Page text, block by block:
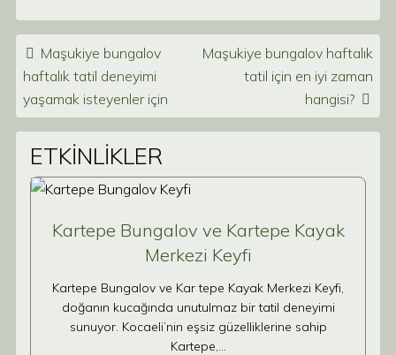
Post navigation
Maşukiye bungalov
haftalık tatil deneyimi
yaşamak isteyenler için
Maşukiye bungalov haftalık
tatil için en iyi zaman
hangisi?
ETKİNLİKLER
Kartepe Bungalov ve Kartepe Kayak
Merkezi Keyfi
Kartepe Bungalov ve Kar tepe Kayak Merkezi Keyfi,
doğanın kucağında unutulmaz bir tatil deneyimi
sunuyor. Kocaeli’nin eşsiz güzelliklerine sahip
Kartepe,…